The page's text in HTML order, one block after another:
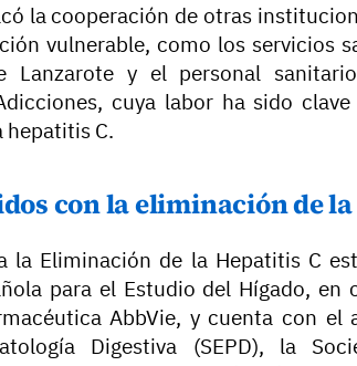
la cooperación de otras
vulnerable, como los servicios
Lanzarote y el personal
cuya labor ha sido
hepatitis C.
con la eliminación de
la Eliminación de la Hepatitis C
para el Estudio del Hígado, en
AbbVie, y cuenta con el
Digestiva (SEPD), la